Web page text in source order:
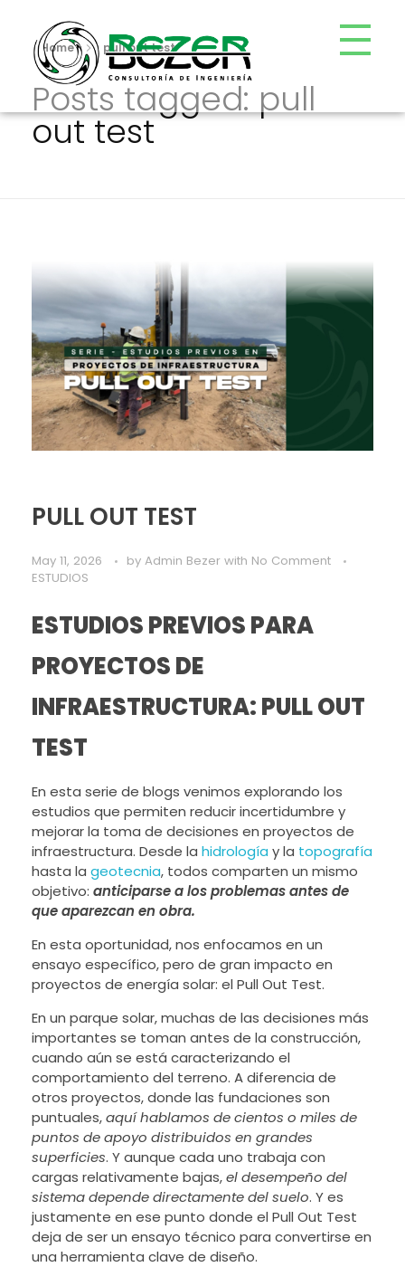
Bezer
Consultoría de Ingeniería
Home pull out test
Posts tagged: pull
out test
PULL OUT TEST
May 11, 2026 by Admin Bezer with No Comment
ESTUDIOS
ESTUDIOS PREVIOS PARA
PROYECTOS DE
INFRAESTRUCTURA: PULL OUT
TEST
En esta serie de blogs venimos explorando los
estudios que permiten reducir incertidumbre y
mejorar la toma de decisiones en proyectos de
infraestructura. Desde la hidrología y la topografía
hasta la geotecnia, todos comparten un mismo
objetivo: anticiparse a los problemas antes de
que aparezcan en obra.
En esta oportunidad, nos enfocamos en un
ensayo específico, pero de gran impacto en
proyectos de energía solar: el Pull Out Test.
En un parque solar, muchas de las decisiones más
importantes se toman antes de la construcción,
cuando aún se está caracterizando el
comportamiento del terreno. A diferencia de
otros proyectos, donde las fundaciones son
puntuales,aquí hablamos de cientos o miles de
puntos de apoyo distribuidos en grandes
superficies. Y aunque cada uno trabaja con
cargas relativamente bajas,el desempeño del
sistema depende directamente del suelo. Y es
justamente en ese punto donde el Pull Out Test
deja de ser un ensayo técnico para convertirse en
una herramienta clave de diseño.